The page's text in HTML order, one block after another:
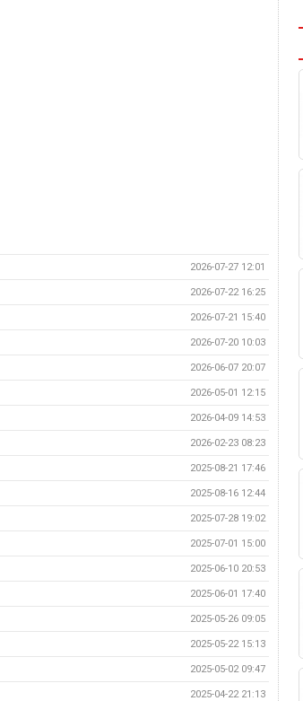
2026-07-27 12:01
2026-07-22 16:25
2026-07-21 15:40
2026-07-20 10:03
2026-06-07 20:07
2026-05-01 12:15
2026-04-09 14:53
2026-02-23 08:23
2025-08-21 17:46
2025-08-16 12:44
2025-07-28 19:02
2025-07-01 15:00
2025-06-10 20:53
2025-06-01 17:40
2025-05-26 09:05
2025-05-22 15:13
2025-05-02 09:47
2025-04-22 21:13